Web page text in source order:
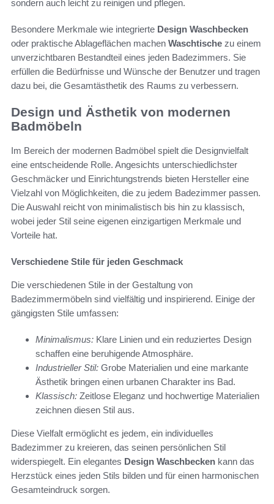
sondern auch leicht zu reinigen und pflegen.
Besondere Merkmale wie integrierte Design Waschbecken
oder praktische Ablageflächen machen Waschtische zu einem
unverzichtbaren Bestandteil eines jeden Badezimmers. Sie
erfüllen die Bedürfnisse und Wünsche der Benutzer und tragen
dazu bei, die Gesamtästhetik des Raums zu verbessern.
Design und Ästhetik von modernen
Badmöbeln
Im Bereich der modernen Badmöbel spielt die Designvielfalt
eine entscheidende Rolle. Angesichts unterschiedlichster
Geschmäcker und Einrichtungstrends bieten Hersteller eine
Vielzahl von Möglichkeiten, die zu jedem Badezimmer passen.
Die Auswahl reicht von minimalistisch bis hin zu klassisch,
wobei jeder Stil seine eigenen einzigartigen Merkmale und
Vorteile hat.
Verschiedene Stile für jeden Geschmack
Die verschiedenen Stile in der Gestaltung von
Badezimmermöbeln sind vielfältig und inspirierend. Einige der
gängigsten Stile umfassen:
Minimalismus: Klare Linien und ein reduziertes Design
schaffen eine beruhigende Atmosphäre.
Industrieller Stil: Grobe Materialien und eine markante
Ästhetik bringen einen urbanen Charakter ins Bad.
Klassisch: Zeitlose Eleganz und hochwertige Materialien
zeichnen diesen Stil aus.
Diese Vielfalt ermöglicht es jedem, ein individuelles
Badezimmer zu kreieren, das seinen persönlichen Stil
widerspiegelt. Ein elegantes Design Waschbecken kann das
Herzstück eines jeden Stils bilden und für einen harmonischen
Gesamteindruck sorgen.